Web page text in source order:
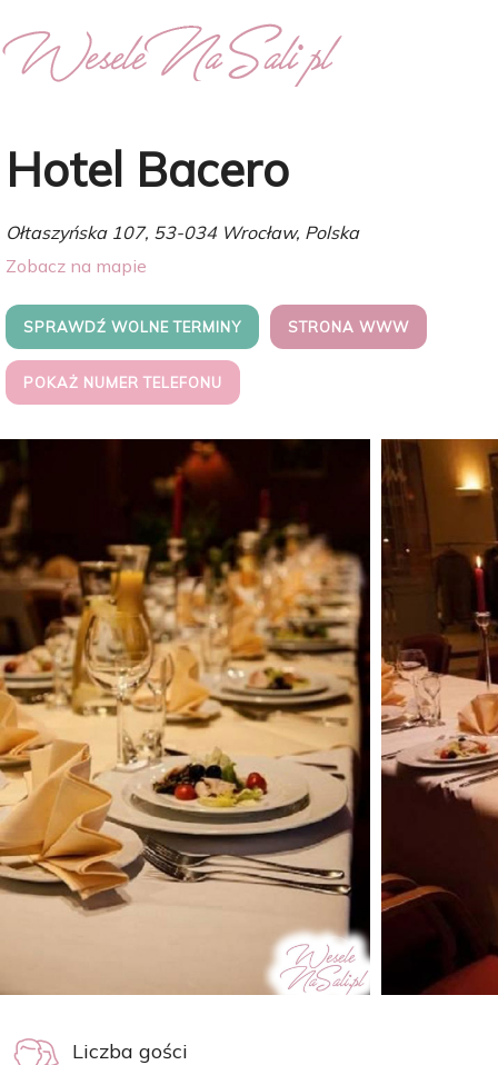
Hotel Bacero
Ołtaszyńska 107, 53-034 Wrocław, Polska
Zobacz na mapie
SPRAWDŹ WOLNE TERMINY STRONA WWW
POKAŻ NUMER TELEFONU
Liczba gości